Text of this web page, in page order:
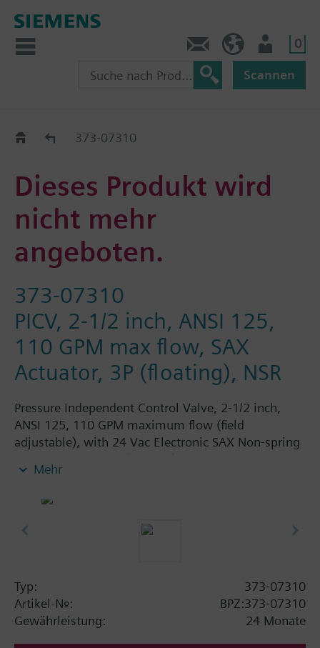
0
Scannen
Austauschhilfe
373-07310
Dieses Produkt wird
nicht mehr
angeboten.
373-07310
PICV, 2-1/2 inch, ANSI 125,
110 GPM max flow, SAX
Actuator, 3P (floating), NSR
Pressure Independent Control Valve, 2-1/2 inch,
ANSI 125, 110 GPM maximum flow (field
adjustable), with 24 Vac Electronic SAX Non-spring
Return Actuator, 3P (floating)
Mehr
Typ:
373-07310
Artikel-Nr.:
BPZ:373-07310
Gewährleistung:
24 Monate